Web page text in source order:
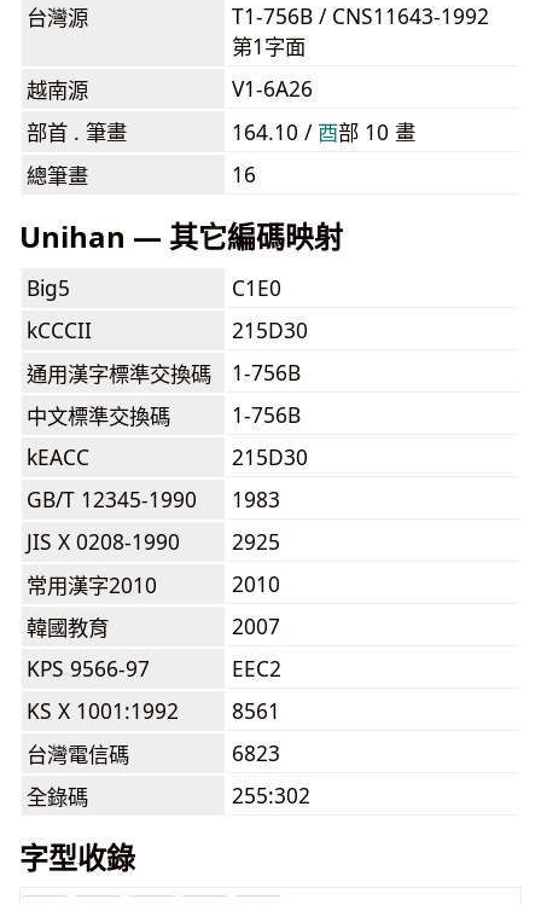
台灣源
T1-756B / CNS11643-1992
第1字面
越南源
V1-6A26
部首 . 筆畫
164.10 / ⾣部 10 畫
總筆畫
16
Unihan — 其它編碼映射
Big5
C1E0
kCCCII
215D30
通用漢字標準交換碼
1-756B
中文標準交換碼
1-756B
kEACC
215D30
GB/T 12345-1990
1983
JIS X 0208-1990
2925
常用漢字2010
2010
韓國教育
2007
KPS 9566-97
EEC2
KS X 1001:1992
8561
台灣電信碼
6823
全錄碼
255:302
字型收錄